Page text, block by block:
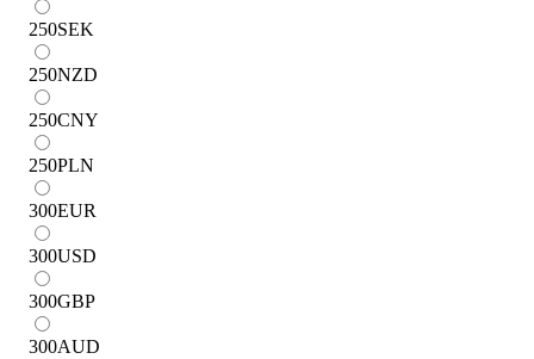
250SEK
250NZD
250CNY
250PLN
300EUR
300USD
300GBP
300AUD